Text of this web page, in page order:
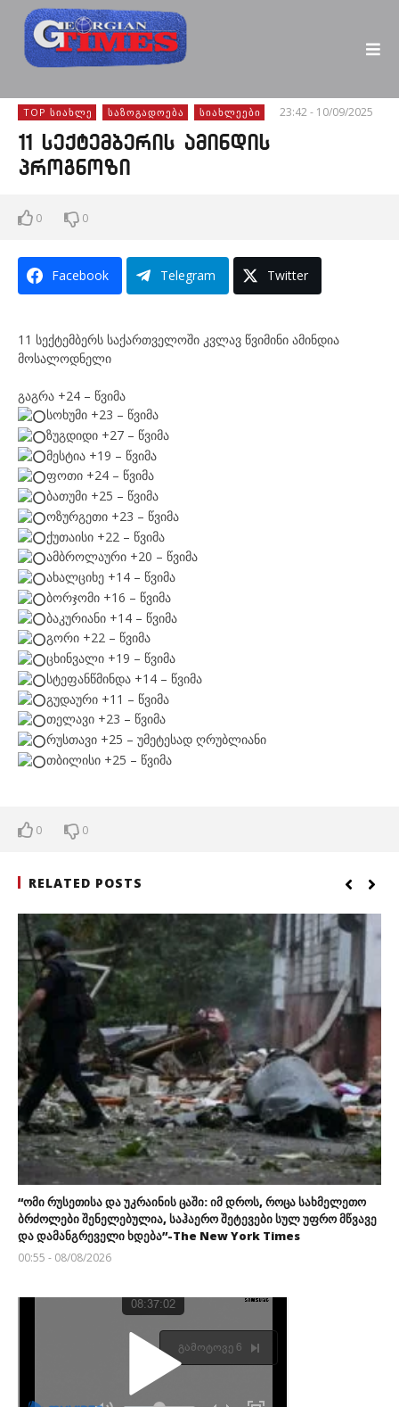
TOP ᲡᲘᲐᲮᲚᲔ ᲡᲐᲖᲝᲒᲐᲓᲝᲔᲑᲐ ᲡᲘᲐᲮᲚᲔᲔᲑᲘ 23:42 - 10/09/2025
11 სექტემბერის ამინდის
პროგნოზი
0 0
Facebook Telegram Twitter
11 სექტემბერს საქართველოში კვლავ წვიმინი ამინდია
მოსალოდნელი
გაგრა +24 – წვიმა
სოხუმი +23 – წვიმა
ზუგდიდი +27 – წვიმა
მესტია +19 – წვიმა
ფოთი +24 – წვიმა
ბათუმი +25 – წვიმა
ოზურგეთი +23 – წვიმა
ქუთაისი +22 – წვიმა
ამბროლაური +20 – წვიმა
ახალციხე +14 – წვიმა
ბორჯომი +16 – წვიმა
ბაკურიანი +14 – წვიმა
გორი +22 – წვიმა
ცხინვალი +19 – წვიმა
სტეფანწმინდა +14 – წვიმა
გუდაური +11 – წვიმა
თელავი +23 – წვიმა
რუსთავი +25 – უმეტესად ღრუბლიანი
თბილისი +25 – წვიმა
0 0
RELATED POSTS
“ომი რუსეთისა და უკრაინის ცაში: იმ დროს, როცა სახმელეთო
ბრძოლები შენელებულია, საჰაერო შეტევები სულ უფრო მწვავე
და დამანგრეველი ხდება”-The New York Times
00:55 - 08/08/2026